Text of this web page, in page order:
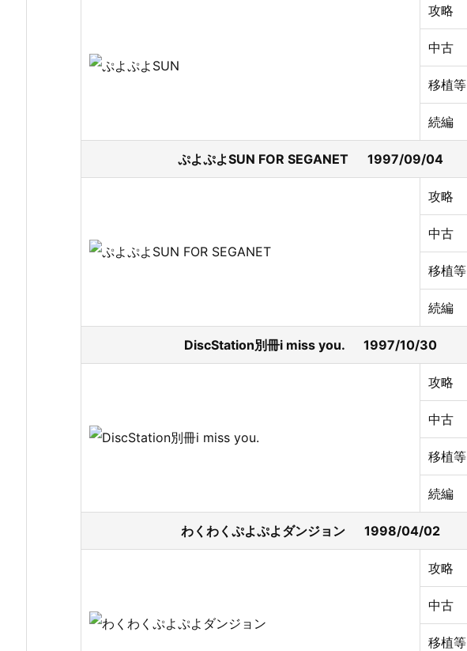
攻略
中古
移植等
続編
ぷよぷよSUN FOR SEGANET 1997/09/04
攻略
中古
移植等
続編
DiscStation別冊i miss you. 1997/10/30
攻略
中古
移植等
続編
わくわくぷよぷよダンジョン 1998/04/02
攻略
中古
移植等